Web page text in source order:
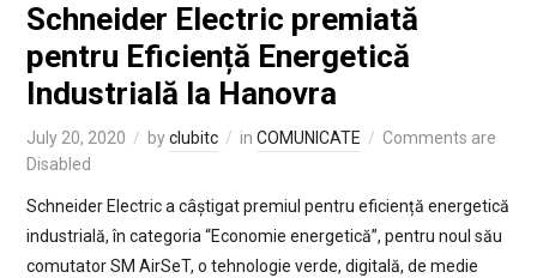
Schneider Electric premiată
pentru Eficiență Energetică
Industrială la Hanovra
July 20, 2020 byclubitc in COMUNICATE
Comments are
Disabled
Schneider Electric a câștigat premiul pentru eficiență energetică
industrială, în categoria “Economie energetică”, pentru noul său
comutator SM AirSeT, o tehnologie verde, digitală, de medie